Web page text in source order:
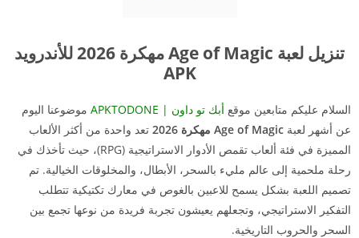
تنزيل لعبة Age of Magic مهكرة 2026 للأندرويد
APK
السلام عليكم متابعين موقع أبك تو داون | APKTODONE
موضوعنا اليوم
عن أشهر لعبة Age of Magic مهكرة 2026
تعد واحدة من أكثر الألعاب
المميزة في فئة ألعاب تقمص الأدوار الاستراتيجية (RPG)، حيث تأخذك في
رحلة ملحمية إلى عالم مليء بالسحر، الأبطال، والمخلوقات الخيالية. تم
تصميم اللعبة بشكل يسمح للاعبين بالغوص في معارك تكتيكية تتطلب
التفكير الاستراتيجي، وتجعلهم يعيشون تجربة فريدة من نوعها تجمع بين
السحر والحروب التاريخية.